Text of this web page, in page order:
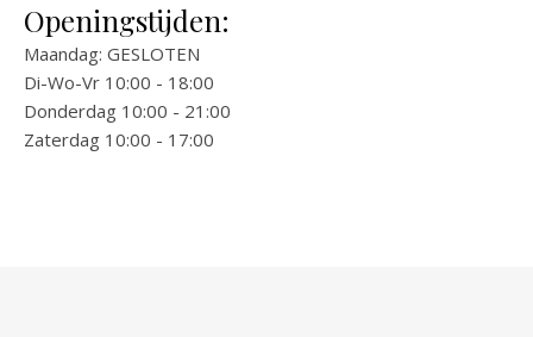
Openingstijden:
Maandag: GESLOTEN
Di-Wo-Vr 10:00 - 18:00
Donderdag 10:00 - 21:00
Zaterdag 10:00 - 17:00